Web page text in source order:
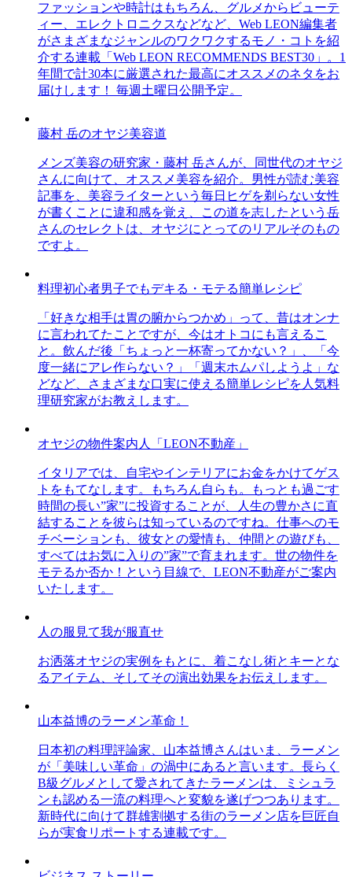
ファッションや時計はもちろん、グルメからビューテ
ィー、エレクトロニクスなどなど、Web LEON編集者
がさまざまなジャンルのワクワクするモノ・コトを紹
介する連載「Web LEON RECOMMENDS BEST30」。1
年間で計30本に厳選された最高にオススメのネタをお
届けします！ 毎週土曜日公開予定。
藤村 岳のオヤジ美容道
メンズ美容の研究家・藤村 岳さんが、同世代のオヤジ
さんに向けて、オススメ美容を紹介。男性が読む美容
記事を、美容ライターという毎日ヒゲを剃らない女性
が書くことに違和感を覚え、この道を志したという岳
さんのセレクトは、オヤジにとってのリアルそのもの
ですよ。
料理初心者男子でもデキる・モテる簡単レシピ
「好きな相手は胃の腑からつかめ」って、昔はオンナ
に言われてたことですが、今はオトコにも言えるこ
と。飲んだ後「ちょっと一杯寄ってかない？」、「今
度一緒にアレ作らない？」「週末ホムパしようよ」な
どなど、さまざまな口実に使える簡単レシピを人気料
理研究家がお教えします。
オヤジの物件案内人「LEON不動産」
イタリアでは、自宅やインテリアにお金をかけてゲス
トをもてなします。もちろん自らも。もっとも過ごす
時間の長い”家”に投資することが、人生の豊かさに直
結することを彼らは知っているのですね。仕事へのモ
チベーションも、彼女との愛情も、仲間との遊びも、
すべてはお気に入りの”家”で育まれます。世の物件を
モテるか否か！という目線で、LEON不動産がご案内
いたします。
人の服見て我が服直せ
お洒落オヤジの実例をもとに、着こなし術とキーとな
るアイテム、そしてその演出効果をお伝えします。
山本益博のラーメン革命！
日本初の料理評論家、山本益博さんはいま、ラーメン
が「美味しい革命」の渦中にあると言います。長らく
B級グルメとして愛されてきたラーメンは、ミシュラ
ンも認める一流の料理へと変貌を遂げつつあります。
新時代に向けて群雄割拠する街のラーメン店を巨匠自
らが実食リポートする連載です。